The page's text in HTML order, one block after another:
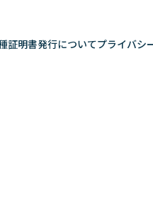
証明書発行についてプライバシ